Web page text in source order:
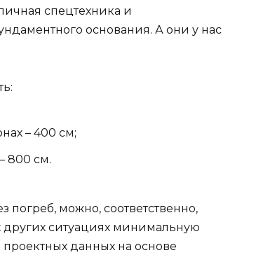
спецтехника и
основания. А они у нас
– 400 см;
800 см.
погреб, можно, соответственно,
других ситуациях минимальную
данных на основе